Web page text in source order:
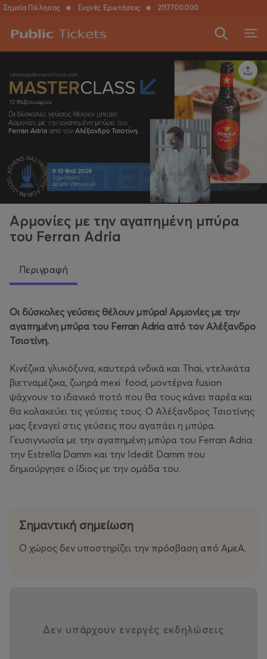
Σημεία Πώλησης ● Συχνές Ερωτήσεις ● 2117700000
Αρμονίες με την αγαπημένη μπύρα
του Ferran Adria
Περιγραφή
Οι δύσκολες γεύσεις θέλουν μπύρα! Αρμονίες με την
αγαπημένη μπύρα του Ferran Adria από τον Αλέξανδρο
Τσιοτίνη.
Κινέζικα γλυκόξυνα, καυτερά ινδικά και Thai, ντελικάτα
βιετναμέζικα, ζωηρά mexi food, μοντέρνα fusion
ψάχνουν το ιδανικό ποτό που θα τους κάνει παρέα και
θα κολακεύει τις γεύσεις τους. Ο Αλέξανδρος Τσιοτίνης
μας ξεναγεί στις γεύσεις που αγαπάει η μπύρα.
Γευσιγνωσία με την αγαπημένη μπύρα του Ferran Adria
την Estrella Damm και την Idedit Damm που
δημιούργησε ο ίδιος με την ομάδα του.
Σημαντική σημείωση
Ο χώρος δεν υποστηρίζει την πρόσβαση από ΑμεΑ.
Δεν υπάρχουν ενεργές εκδηλώσεις